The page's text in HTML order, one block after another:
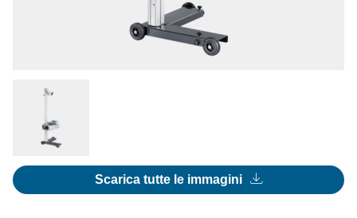
Scarica tutte le immagini